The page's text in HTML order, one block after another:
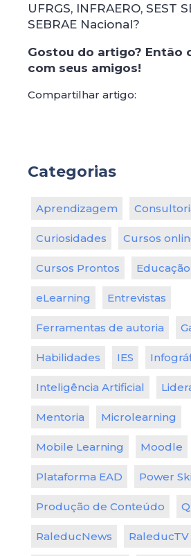
UFRGS, INFRAERO, SEST
SEBRAE Nacional?
Gostou do artigo? Então
com seus amigos!
Compartilhar artigo:
Categorias
Aprendizagem
Curiosidades Cursos
Cursos Prontos
eLearning Entrevistas
Ferramentas de autoria
Habilidades IES
Inteligência Artificial
Mentoria Microlearning
Mobile Learning Moodle
Plataforma EAD Power
Produção de Conteúdo
RaleducNews RaleducTV